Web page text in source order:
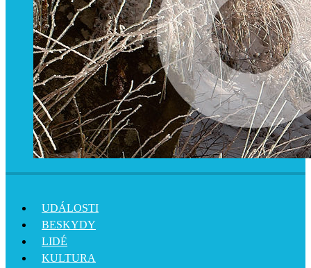
UDÁLOSTI
BESKYDY
LIDÉ
KULTURA